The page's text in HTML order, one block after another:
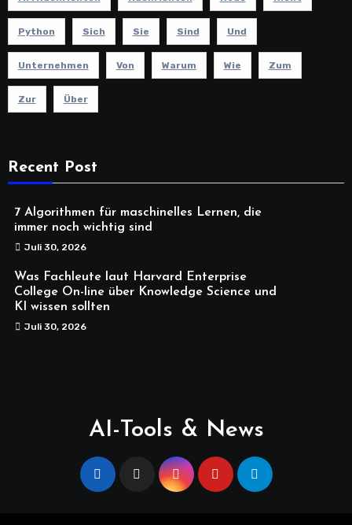
Python Sich Sie Sind Und
Unternehmen Von Warum Wie Zum
Zur Über
Recent Post
7 Algorithmen für maschinelles Lernen, die
immer noch wichtig sind
Juli 30, 2026
Was Fachleute laut Harvard Enterprise
College On-line über Knowledge Science und
KI wissen sollten
Juli 30, 2026
AI-Tools & News